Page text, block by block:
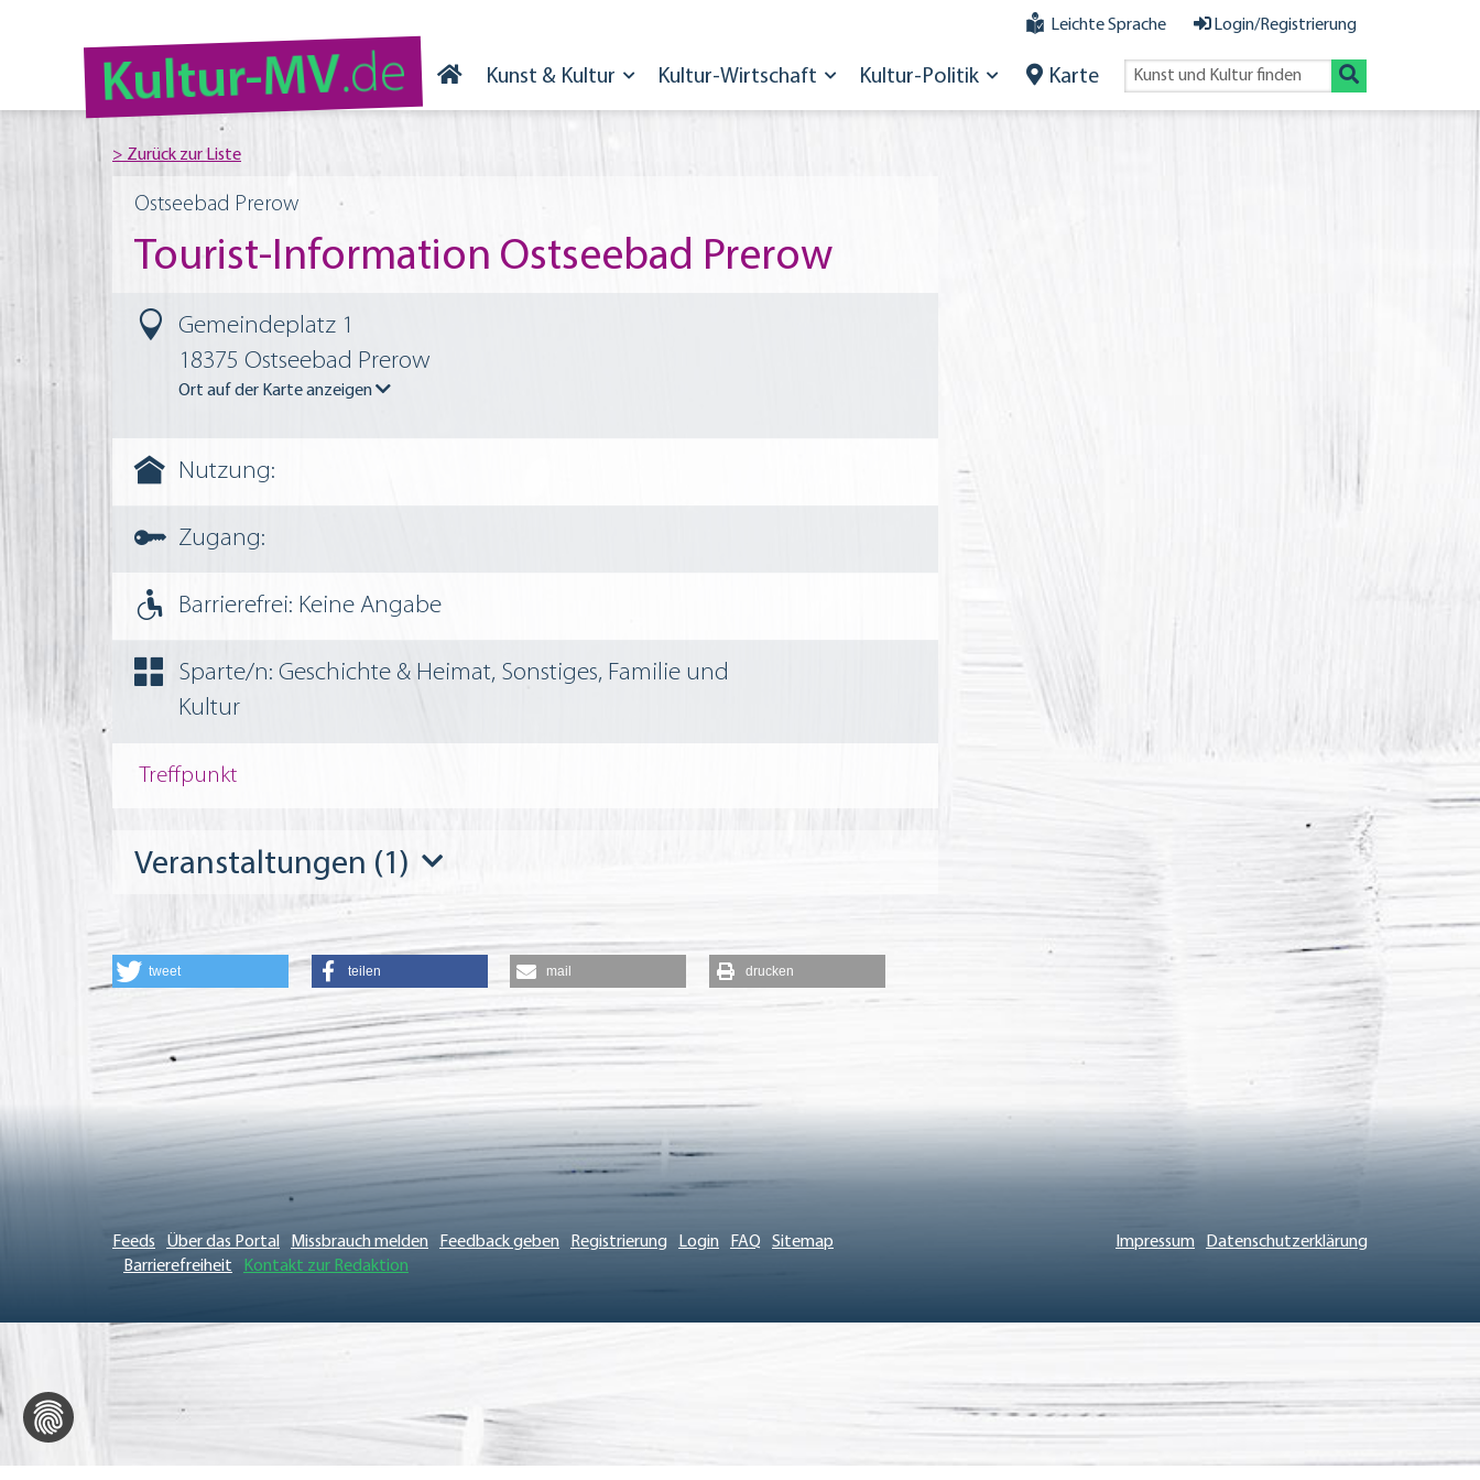
Leichte Sprache Login/Registrierung
Kultur-MV.de Kunst & Kultur Kultur-Wirtschaft Kultur-Politik Karte
Ostseebad Prerow
Tourist-Information Ostseebad Prerow
Gemeindeplatz 1
18375 Ostseebad Prerow
Ort auf der Karte anzeigen
Nutzung:
Zugang:
Barrierefrei: Keine Angabe
Sparte/n: Geschichte & Heimat, Sonstiges, Familie und
Kultur
Treffpunkt
Veranstaltungen (1)
tweet teilen mail drucken
Feeds Über das Portal Missbrauch melden Feedback geben Registrierung Login FAQ
Sitemap
Barrierefreiheit
Kontakt zur Redaktion
Impressum Datenschutzerklärung